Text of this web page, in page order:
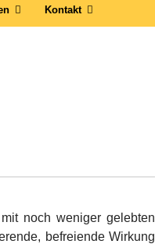
Kontakt
noch weniger gelebten
befreiende Wirkung